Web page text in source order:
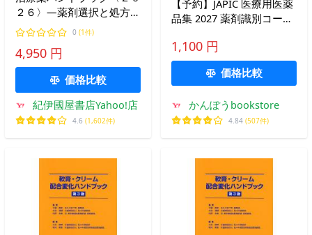
２６〉―薬剤選択と処方の
ポイント
0 (1件)
4,950 円
価格比較
紀伊國屋書店Yahoo!店
4.6 (1,602件)
【予約】JAPIC 医療用医薬
品集 2027 薬剤識別コード
※2026年8月下旬発売予定
1,100 円
価格比較
かんぽうbookstore
4.84 (507件)